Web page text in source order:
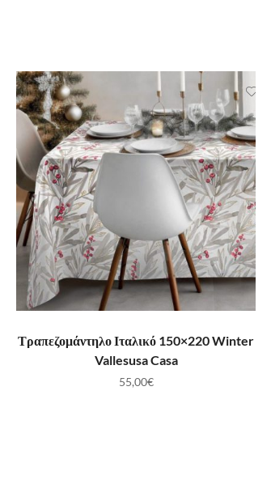
ΠΡΟΣΘΉΚΗ ΣΤΟ ΚΑΛΆΘΙ
Τραπεζομάντηλο Ιταλικό 150×220 Winter
Vallesusa Casa
55,00€